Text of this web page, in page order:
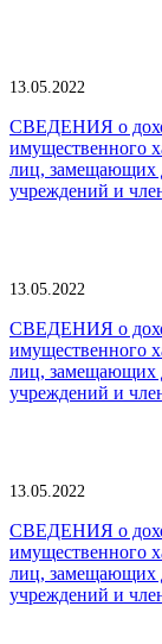
13.05.2022
СВЕДЕНИЯ о
имущественного
лиц, замещающих
учреждений и
13.05.2022
СВЕДЕНИЯ о
имущественного
лиц, замещающих
учреждений и
13.05.2022
СВЕДЕНИЯ о
имущественного
лиц, замещающих
учреждений и